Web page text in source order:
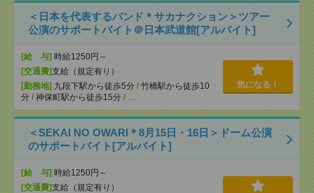
＜日本を代表するバンド＊サカナクション＞ツアー
公演のサポートバイト＠日本武道館[アルバイト]
[給 与] 時給1250円～
[交通費]支給（規定有り）
[勤務地] 九段下駅から徒歩5分 / 竹橋駅から徒歩10
分 / 神保町駅から徒歩15分 / …
気になる！
＜SEKAI NO OWARI＊8月15日・16日＞ドーム公演
のサポートバイト[アルバイト]
[給 与] 時給1250円～
[交通費]支給（規定有り）